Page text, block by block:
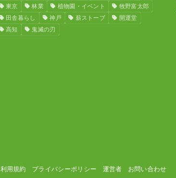
東京
林業 植物園・イベント
牧野富太郎
田舎暮らし
神戸 薪ストーブ
開運堂
高知
鬼滅の刃
利用規約 プライバシーポリシー 運営者 お問い合わせ